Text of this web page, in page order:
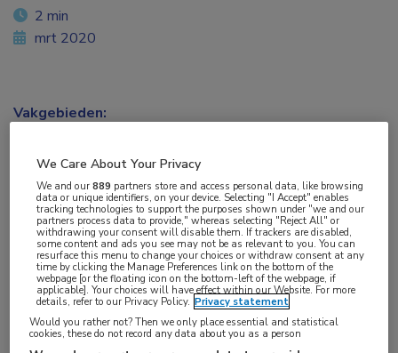
Adeno-geassocieerde virale vectoren blijken
2 min
mrt 2020
Vakgebieden:
Aandachtsgebieden:
HIV
Tags:
gentherapie
We Care About Your Privacy
We and our889 partners store and access personal data, like browsing
data or unique identifiers, on your device. Selecting "I Accept" enables
tracking technologies to support the purposes shown under "we and our
partners process data to provide," whereas selecting "Reject All" or
withdrawing your consent will disable them. If trackers are disabled,
some content and ads you see may not be as relevant to you. You can
resurface this menu to change your choices or withdraw consent at any
time by clicking the Manage Preferences link on the bottom of the
webpage [or the floating icon on the bottom-left of the webpage, if
applicable]. Your choices will have effect within our Website. For more
details, refer to our Privacy Policy. Privacy statement
Would you rather not? Then we only place essential and statistical
cookies, these do not record any data about you as a person